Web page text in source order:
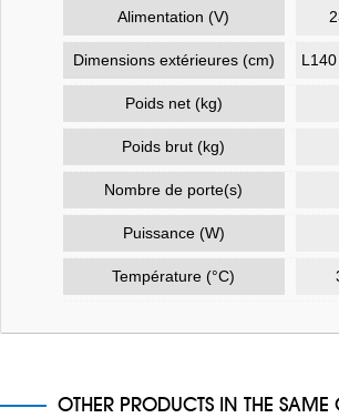
Alimentation (V)
Dimensions extérieures (cm)
Poids net (kg)
Poids brut (kg)
Nombre de porte(s)
Puissance (W)
Température (°C)
OTHER PRODUCTS IN THE SAME